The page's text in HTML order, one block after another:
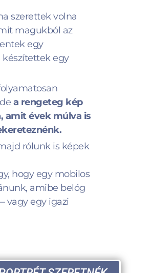
szerettek volna
magukból az
egy
egy
a rengeteg kép
amit évek múlva is
rólunk is képek
hogy egy mobilos
amibe belóg
vagy egy igazi